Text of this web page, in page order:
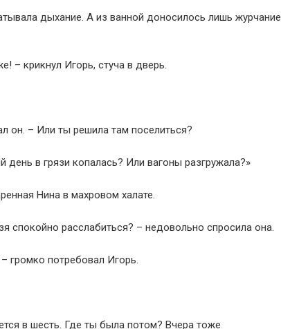
дыхание. А из ванной доносилось лишь журчание
– крикнул Игорь, стуча в дверь.
он. – Или ты решила там поселиться?
в грязи копалась? Или вагоны разгружала?»
Нина в махровом халате.
спокойно расслабиться? – недовольно спросила она.
громко потребовал Игорь.
в шесть. Где ты была потом? Вчера тоже